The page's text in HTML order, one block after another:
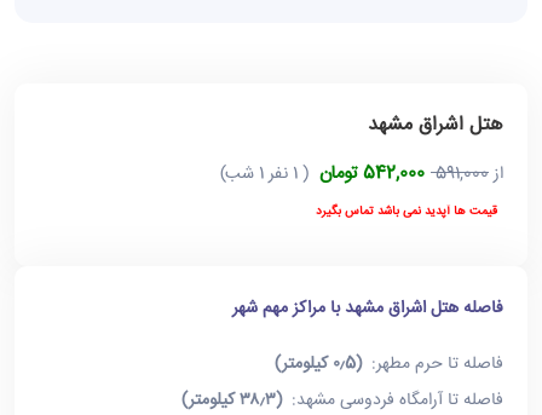
هتل اشراق مشهد
از591,000 542,000 تومان ( 1 نفر 1 شب)
قیمت ها آپدید نمی باشد تماس بگیرد
فاصله هتل اشراق مشهد با مراکز مهم شهر
فاصله تا حرم مطهر:(۰٫5 کیلومتر)
فاصله تا آرامگاه فردوسی مشهد:(۳۸٫۳ کیلومتر)